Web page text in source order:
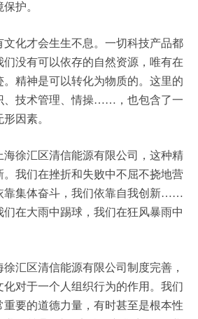
护。
文化才会生生不息。一切科技产品都
没有可以依存的自然资源，唯有在
。精神是可以转化为物质的。这里的
、技术管理、情操……，也包含了一
因素。
徐汇区清信能源有限公司，这种精
我们在挫折和失败中不屈不挠地营
靠集体奋斗，我们依靠自我创新……
在大雨中踢球，我们在狂风暴雨中
汇区清信能源有限公司制度完善，
对于一个人组织行为的作用。我们
要的道德力量，有时甚至是根本性